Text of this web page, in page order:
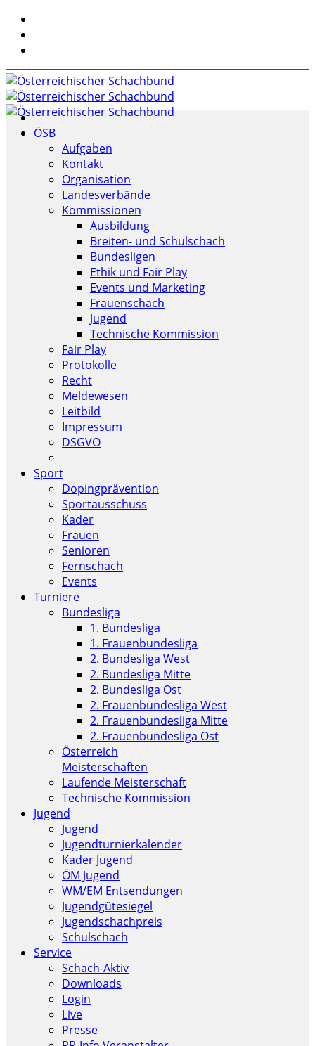
ÖSB
Aufgaben
Kontakt
Organisation
Landesverbände
Kommissionen
Ausbildung
Breiten- und Schulschach
Bundesligen
Ethik und Fair Play
Events und Marketing
Frauenschach
Jugend
Technische Kommission
Fair Play
Protokolle
Recht
Meldewesen
Leitbild
Impressum
DSGVO
Sport
Dopingprävention
Sportausschuss
Kader
Frauen
Senioren
Fernschach
Events
Turniere
Bundesliga
1. Bundesliga
1. Frauenbundesliga
2. Bundesliga West
2. Bundesliga Mitte
2. Bundesliga Ost
2. Frauenbundesliga West
2. Frauenbundesliga Mitte
2. Frauenbundesliga Ost
Österreich
Meisterschaften
Laufende Meisterschaft
Technische Kommission
Jugend
Jugend
Jugendturnierkalender
Kader Jugend
ÖM Jugend
WM/EM Entsendungen
Jugendgütesiegel
Jugendschachpreis
Schulschach
Service
Schach-Aktiv
Downloads
Login
Live
Presse